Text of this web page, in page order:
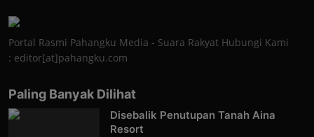
Portal Rasmi Pahangku Media - Suara Rakyat Hubungi Kami
: editor[at]pahangku.com
Paling Banyak Dilihat
Disebalik Penutupan Tanah Aina
Resort